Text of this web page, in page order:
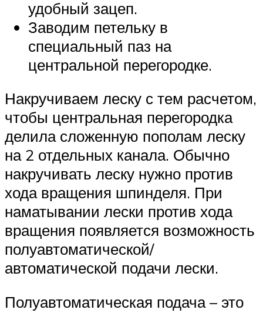
удобный зацеп.
Заводим петельку в
специальный паз на
центральной перегородке.
Накручиваем леску с тем расчетом,
чтобы центральная перегородка
делила сложенную пополам леску
на 2 отдельных канала. Обычно
накручивать леску нужно против
хода вращения шпинделя. При
наматывании лески против хода
вращения появляется возможность
полуавтоматической/
автоматической подачи лески.
Полуавтоматическая подача – это